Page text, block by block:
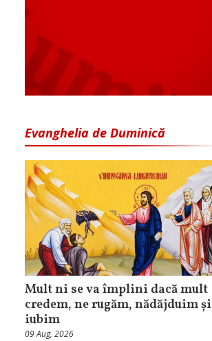
Evanghelia de Duminică
Mult ni se va împlini dacă mult
credem, ne rugăm, nădăjduim și
iubim
09 Aug, 2026